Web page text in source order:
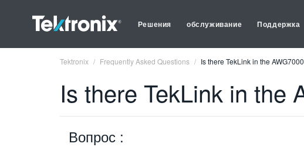
Решения обслуживание Поддержка
Tektronix Frequently Asked Questions Is there TekLink in the
Is there TekLink in the
Вопрос :